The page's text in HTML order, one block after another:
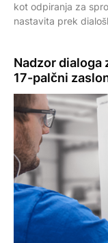
kot odpiranja za
nastavita prek
Nadzor dialoga
17-palčni